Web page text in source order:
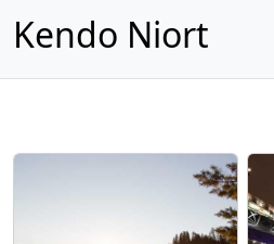
Kendo Niort